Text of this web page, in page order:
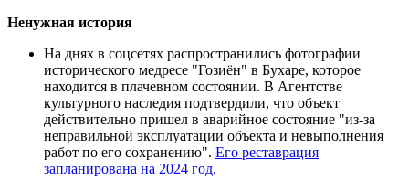
Ненужная история
На днях в соцсетях распространились фотографии
исторического медресе "Гозиён" в Бухаре, которое
находится в плачевном состоянии. В Агентстве
культурного наследия подтвердили, что объект
действительно пришел в аварийное состояние "из-за
неправильной эксплуатации объекта и невыполнения
работ по его сохранению". Его реставрация
запланирована на 2024 год.